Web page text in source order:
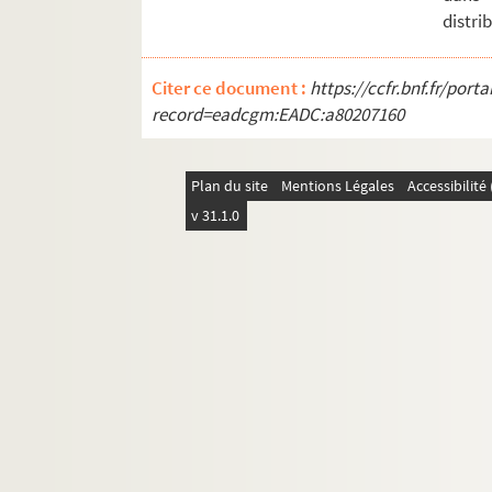
Ms Chiflet 47. Démêlés entre la ville de
Ms Chiflet 49. Reliques et épitaphes des
Ms Chiflet 50. Antiquités ecclésiastiques
Ms Chiflet 52. « Collectanea historica
Ms Chiflet 53. « Extrait des tiltres
Citer ce document : https://ccfr.bnf.fr/
record=eadcgm:EADC:a80207160
Plan du site Mentions Légales
v 31.1.0